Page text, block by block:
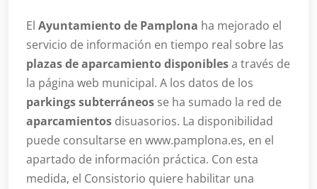
El Ayuntamiento de Pamplona ha mejorado el
servicio de información en tiempo real sobre las
plazas de aparcamiento disponiblesa través de
la página web municipal. A los datos de los
parkings subterráneos se ha sumado la red de
aparcamientos disuasorios. La disponibilidad
puede consultarse en www.pamplona.es, en el
apartado de información práctica. Con esta
medida, el Consistorio quiere habilitar una